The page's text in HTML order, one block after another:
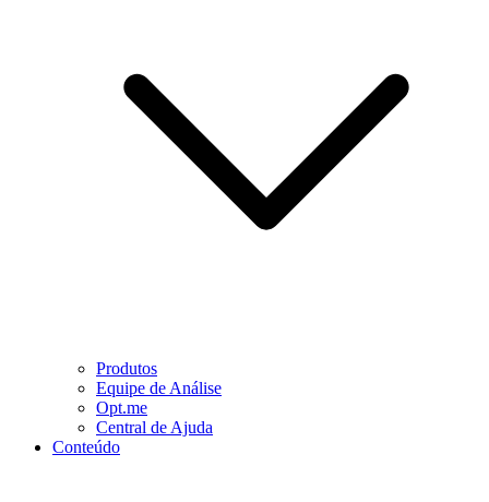
Produtos
Equipe de Análise
Opt.me
Central de Ajuda
Conteúdo